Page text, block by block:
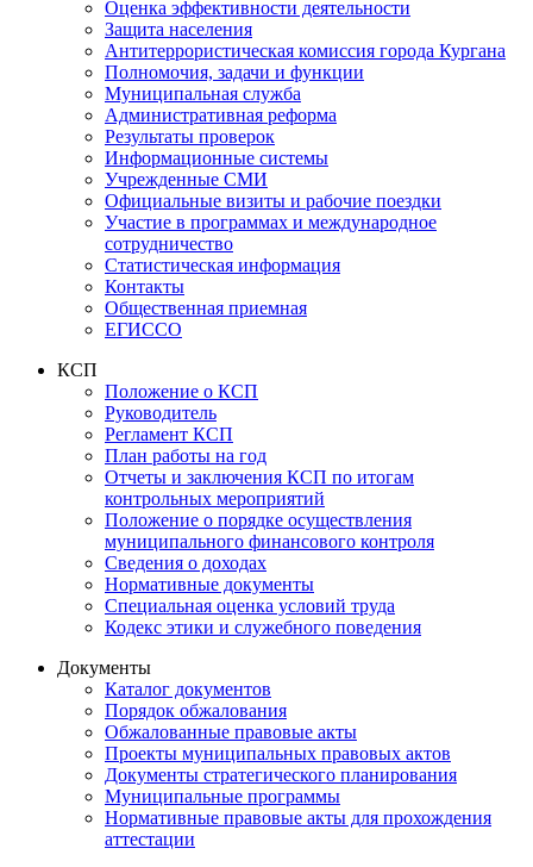
Оценка эффективности деятельности
Защита населения
Антитеррористическая комиссия города Кургана
Полномочия, задачи и функции
Муниципальная служба
Административная реформа
Результаты проверок
Информационные системы
Учрежденные СМИ
Официальные визиты и рабочие поездки
Участие в программах и международное
сотрудничество
Статистическая информация
Контакты
Общественная приемная
ЕГИССО
КСП
Положение о КСП
Руководитель
Регламент КСП
План работы на год
Отчеты и заключения КСП по итогам
контрольных мероприятий
Положение о порядке осуществления
муниципального финансового контроля
Сведения о доходах
Нормативные документы
Специальная оценка условий труда
Кодекс этики и служебного поведения
Документы
Каталог документов
Порядок обжалования
Обжалованные правовые акты
Проекты муниципальных правовых актов
Документы стратегического планирования
Муниципальные программы
Нормативные правовые акты для прохождения
аттестации